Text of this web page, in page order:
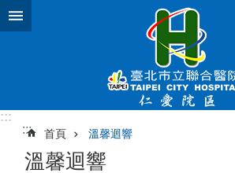
跳到主要內容區塊
:::
:::
首頁 溫馨迴響
溫馨迴響